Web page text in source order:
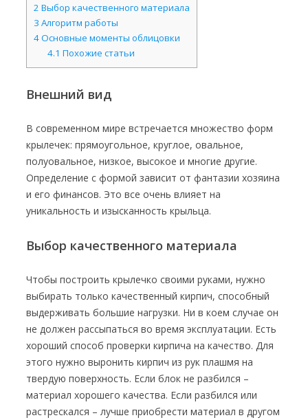
2 Выбор качественного материала
3 Алгоритм работы
4Основные моменты облицовки
4.1 Похожие статьи
Внешний вид
В современном мире встречается множество форм
крылечек: прямоугольное, круглое, овальное,
полуовальное, низкое, высокое и многие другие.
Определение с формой зависит от фантазии хозяина
и его финансов. Это все очень влияет на
уникальность и изысканность крыльца.
Выбор качественного материала
Чтобы построить крылечко своими руками, нужно
выбирать только качественный кирпич, способный
выдерживать большие нагрузки. Ни в коем случае он
не должен рассыпаться во время эксплуатации. Есть
хороший способ проверки кирпича на качество. Для
этого нужно выронить кирпич из рук плашмя на
твердую поверхность. Если блок не разбился –
материал хорошего качества. Если разбился или
растрескался – лучше приобрести материал в другом